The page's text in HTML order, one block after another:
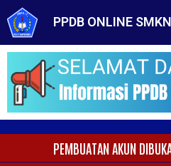
PPDB ONLINE
PEMBUATAN AKUN